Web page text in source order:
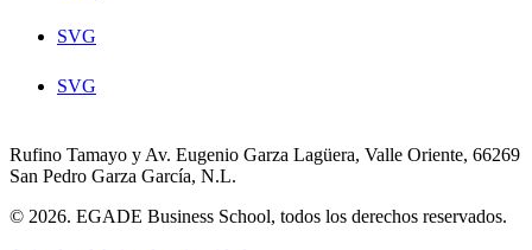
SVG
SVG
Rufino Tamayo y Av. Eugenio Garza Lagüera, Valle Oriente, 66269
San Pedro Garza García, N.L.
© 2026. EGADE Business School, todos los derechos reservados.